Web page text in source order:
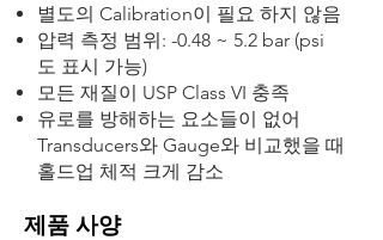
별도의 Calibration이 필요 하지 않음
압력 측정 범위: -0.48 ~ 5.2 bar (psi
도 표시 가능)
모든 재질이 USP Class VI 충족
​유로를 방해하는 요소들이 없어
Transducers와 Gauge와 비교했을 때
홀드업 체적 크게 감소
제품 사양